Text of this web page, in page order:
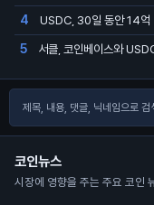
4 USDC, 30일 동안 14억
5 서클, 코인베이스와
코인뉴스
시장에 영향을 주는 주요 코인